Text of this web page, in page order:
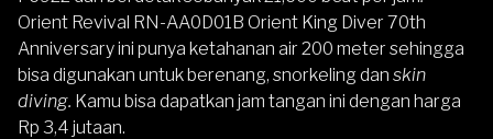
Orient Revival RN-AA0D01B Orient King Diver 70th
Anniversary ini punya ketahanan air 200 meter sehingga
bisa digunakan untuk berenang, snorkeling dan skin
diving. Kamu bisa dapatkan jam tangan ini dengan harga
Rp 3,4 jutaan.